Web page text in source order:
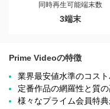
同時再生可能端末数
3端末
Prime Videoの特徴
業界最安値水準のコス
定番作品の網羅性と質
様々なプライム会員特